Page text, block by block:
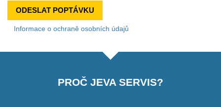
ODESLAT POPTÁVKU
Informace o ochraně osobních údajů
PROČ JEVA SERVIS?